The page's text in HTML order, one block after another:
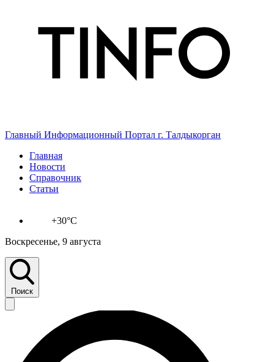
Главный Информационный Портал г. Талдыкорган
Главная
Новости
Справочник
Статьи
+30°C
Воскресенье, 9 августа
Поиск